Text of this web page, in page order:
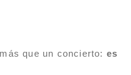
que un concierto: es